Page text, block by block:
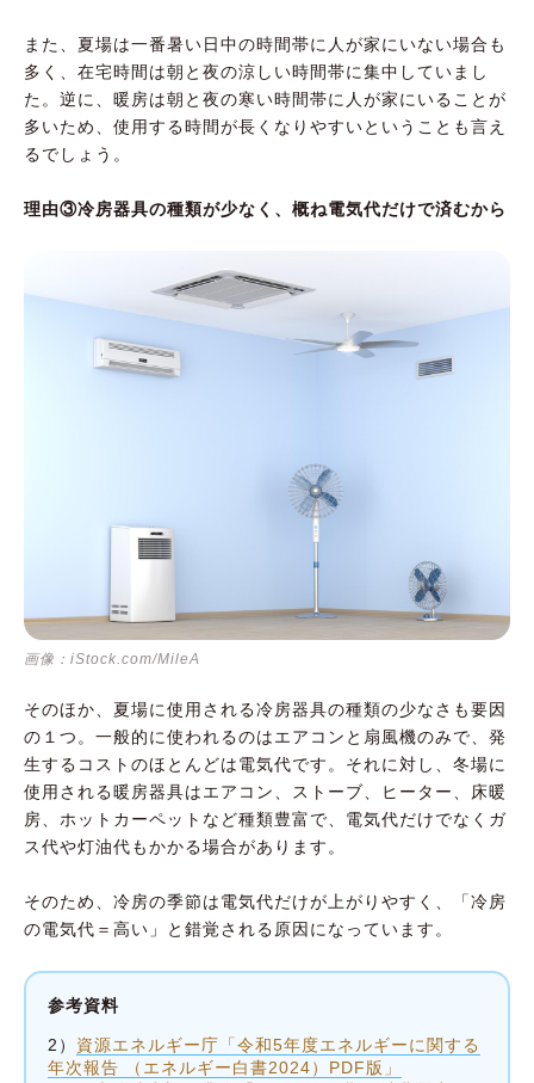
また、夏場は一番暑い日中の時間帯に人が家にいない場合も
多く、在宅時間は朝と夜の涼しい時間帯に集中していまし
た。逆に、暖房は朝と夜の寒い時間帯に人が家にいることが
多いため、使用する時間が長くなりやすいということも言え
るでしょう。
理由③冷房器具の種類が少なく、概ね電気代だけで済むから
画像：iStock.com/MileA
そのほか、夏場に使用される冷房器具の種類の少なさも要因
の１つ。一般的に使われるのはエアコンと扇風機のみで、発
生するコストのほとんどは電気代です。それに対し、冬場に
使用される暖房器具はエアコン、ストーブ、ヒーター、床暖
房、ホットカーペットなど種類豊富で、電気代だけでなくガ
ス代や灯油代もかかる場合があります。
そのため、冷房の季節は電気代だけが上がりやすく、「冷房
の電気代＝高い」と錯覚される原因になっています。
参考資料
2） 資源エネルギー庁「令和5年度エネルギーに関する
年次報告 （エネルギー白書2024）PDF版」